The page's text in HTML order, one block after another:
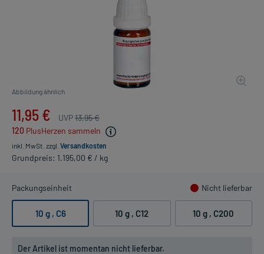
Abbildung ähnlich
11,95 € UVP13,95 €
120 PlusHerzen sammeln
inkl. MwSt. zzgl. Versandkosten
Grundpreis: 1.195,00 € / kg
Packungseinheit Nicht lieferbar
10 g , C6 10 g , C12 10 g , C200
Der Artikel ist momentan nicht lieferbar.